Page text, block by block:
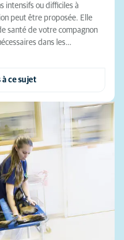
intensifs ou difficiles à
peut être proposée. Elle
santé de votre compagnon
dans les…
à ce sujet